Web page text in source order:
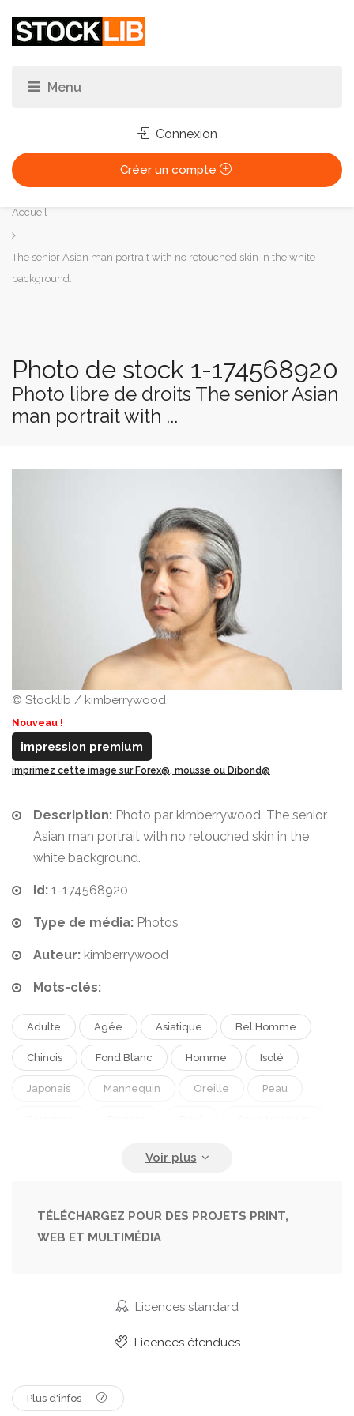
Connexion
Créer un compte
Vous
êtes
ici :
Accueil
The senior Asian man portrait with no retouched skin in the white
background.
Photo de stock 1-174568920
Photo libre de droits The senior Asian
man portrait with ...
© Stocklib / kimberrywood
Nouveau !
impression premium
imprimez cette image sur Forex@, mousse ou Dibond@
Description: Photo par kimberrywood. The senior
Asian man portrait with no retouched skin in the
white background.
Id: 1-174568920
Type de média: Photos
Auteur: kimberrywood
Mots-clés:
Adulte Agée Asiatique Bel Homme
Chinois Fond Blanc Homme Isolé
Japonais Mannequin Oreille Peau
TÉLÉCHARGEZ POUR DES PROJETS PRINT,
WEB ET MULTIMÉDIA
Licences standard
Licences étendues
Plus d'infos